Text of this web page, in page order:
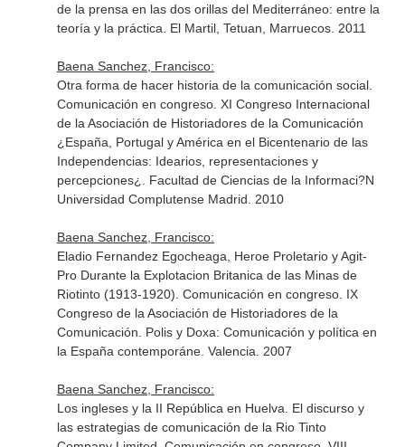
de la prensa en las dos orillas del Mediterráneo: entre la
teoría y la práctica. El Martil, Tetuan, Marruecos. 2011
Baena Sanchez, Francisco:
Otra forma de hacer historia de la comunicación social.
Comunicación en congreso. XI Congreso Internacional
de la Asociación de Historiadores de la Comunicación
¿España, Portugal y América en el Bicentenario de las
Independencias: Idearios, representaciones y
percepciones¿. Facultad de Ciencias de la Informaci?N
Universidad Complutense Madrid. 2010
Baena Sanchez, Francisco:
Eladio Fernandez Egocheaga, Heroe Proletario y Agit-
Pro Durante la Explotacion Britanica de las Minas de
Riotinto (1913-1920). Comunicación en congreso. IX
Congreso de la Asociación de Historiadores de la
Comunicación. Polis y Doxa: Comunicación y política en
la España contemporáne. Valencia. 2007
Baena Sanchez, Francisco:
Los ingleses y la II República en Huelva. El discurso y
las estrategias de comunicación de la Rio Tinto